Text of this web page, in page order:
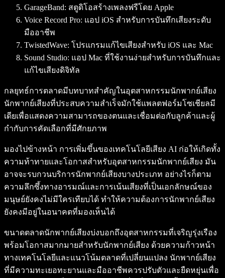
GarageBand: สตูดิโอสร้างเพลงฟรีโดย Apple
Voice Record Pro: แอป iOS สำหรับการบันทึกเสียงระดับ
มืออาชีพ
TwistedWave: โปรแกรมแก้ไขเสียงสำหรับ iOS และ Mac
Sound Studio: แอป Mac ที่ใช้งานง่ายสำหรับการบันทึกและ
แก้ไขเสียงดิจิทัล
กลยุทธ์การตลาดมีบทบาทสำคัญในอุตสาหกรรมนักพากย์เสียง
นักพากย์เสียงที่ประสบความสำเร็จมักใช้แพลตฟอร์มโซเชียลมี
เดียเพื่อแสดงความสามารถของตนและเชื่อมต่อกับลูกค้าและผู้
กำกับการคัดเลือกที่มีศักยภาพ
มองไปข้างหน้า การเพิ่มขึ้นของเทคโนโลยีเสียง AI ก่อให้เกิดทั้ง
ความท้าทายและโอกาสสำหรับอุตสาหกรรมนักพากย์เสียง มัน
อาจจะรบกวนบริการนักพากย์เสียงบางประเภท อย่างไรก็ตาม
ความลึกซึ้งทางอารมณ์และการเน้นเสียงที่เป็นเอกลักษณ์ของ
มนุษย์ยังคงไม่มีใครเทียบได้ ทำให้ความต้องการนักพากย์เสียง
ยังคงมีอยู่ในอนาคตที่มองเห็นได้
ขนาดตลาดนักพากย์เสียงบ่งบอกถึงอุตสาหกรรมที่เจริญรุ่งเรือง
พร้อมโอกาสมากมายสำหรับนักพากย์เสียง ด้วยความก้าวหน้า
ทางเทคโนโลยีและแนวโน้มตลาดที่เปลี่ยนแปลง นักพากย์เสียง
ที่มีความทะเยอทะยานและมืออาชีพควรปรับตัวและยืดหยุ่นเพื่อ